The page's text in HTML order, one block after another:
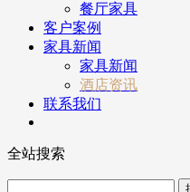
餐厅家具
客户案例
家具新闻
家具新闻
酒店资讯
联系我们
全站搜索